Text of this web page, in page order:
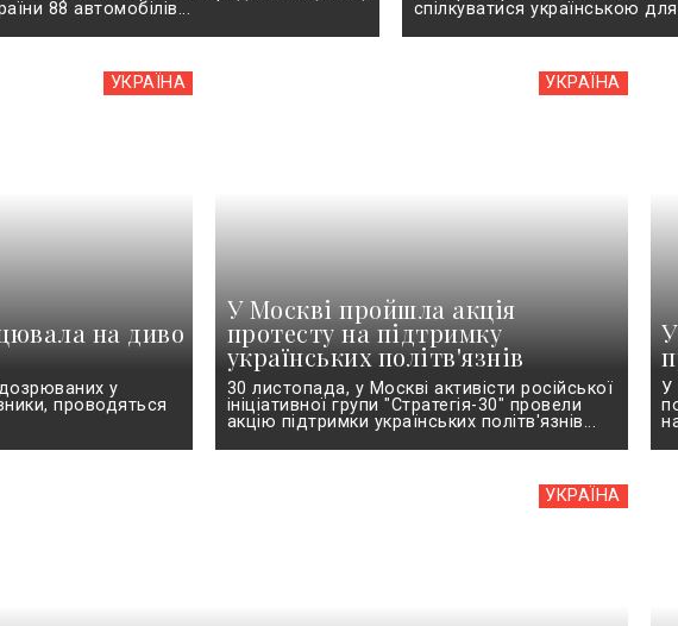
88 автомобілів...
спілкуватися українською
УКРАЇНА
на диво
у
проводяться
УКРАЇНА
У Москві пройшла акція
протесту на підтримку
українських політв'язнів
30 листопада, у Москві активісти російської
ініціативної групи "Стратегія-30" провели
акцію підтримки українських політв'язнів...
У
УКРАЇНА